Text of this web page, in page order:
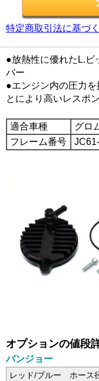
特定商取引法に基づ
●放熱性に優れたL.ビ
バー
●エンジン内の圧力
とにより高いレスポ
適合車種
グロ
フレーム番号
オプションの値段
バンジョー
レッド/ブルー ホース